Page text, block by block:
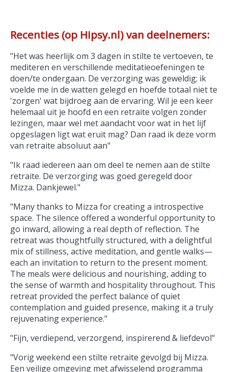
Recenties (op Hipsy.nl) van deelnemers:
"Het was heerlijk om 3 dagen in stilte te vertoeven, te
mediteren en verschillende meditatieoefeningen te
doen/te ondergaan. De verzorging was geweldig; ik
voelde me in de watten gelegd en hoefde totaal niet te
'zorgen' wat bijdroeg aan de ervaring. Wil je een keer
helemaal uit je hoofd en een retraite volgen zonder
lezingen, maar wel met aandacht voor wat in het lijf
opgeslagen ligt wat eruit mag? Dan raad ik deze vorm
van retraite absoluut aan"
"Ik raad iedereen aan om deel te nemen aan de stilte
retraite. De verzorging was goed geregeld door
Mizza. Dankjewel."
"Many thanks to Mizza for creating a introspective
space. The silence offered a wonderful opportunity to
go inward, allowing a real depth of reflection. The
retreat was thoughtfully structured, with a delightful
mix of stillness, active meditation, and gentle walks—
each an invitation to return to the present moment.
The meals were delicious and nourishing, adding to
the sense of warmth and hospitality throughout. This
retreat provided the perfect balance of quiet
contemplation and guided presence, making it a truly
rejuvenating experience."
"Fijn, verdiepend, verzorgend, inspirerend & liefdevol"
"Vorig weekend een stilte retraite gevolgd bij Mizza.
Een veilige omgeving met afwisselend programma